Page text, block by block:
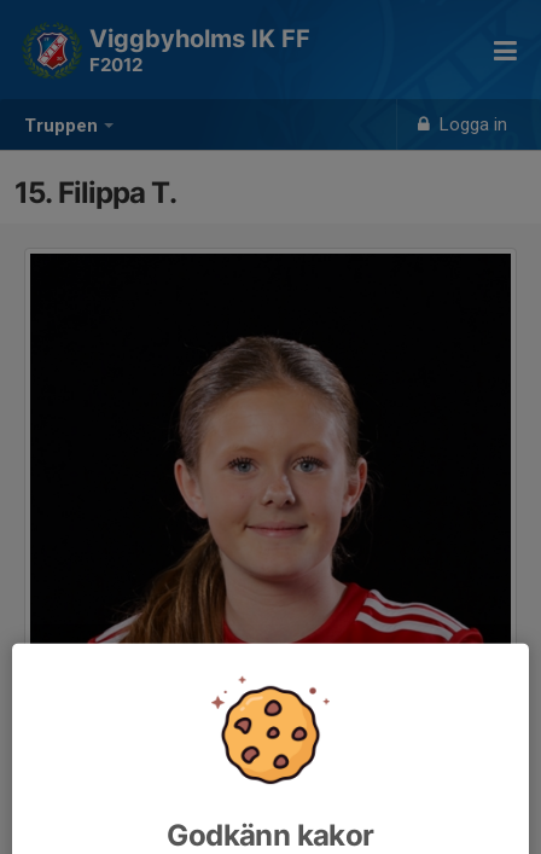
Truppen Logga in
Viggbyholms IK FF
F2012
15. Filippa T.
Godkänn kakor